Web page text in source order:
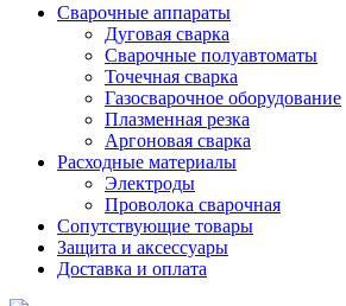
Сварочные аппараты
Дуговая сварка
Сварочные полуавтоматы
Точечная сварка
Газосварочное оборудование
Плазменная резка
Аргоновая сварка
Расходные материалы
Электроды
Проволока сварочная
Сопутствующие товары
Защита и аксессуары
Доставка и оплата